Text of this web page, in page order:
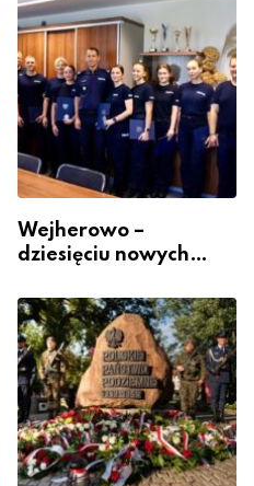
Wejherowo –
dziesięciu nowych
szeregach Komendy
Powiatowej